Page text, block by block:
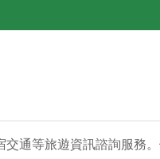
通等旅遊資訊諮詢服務